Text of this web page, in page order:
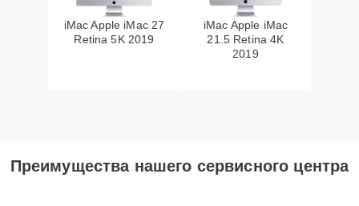
iMac Apple iMac 27
Retina 5K 2019
iMac Apple iMac
21.5 Retina 4K
2019
Преимущества нашего сервисного центра